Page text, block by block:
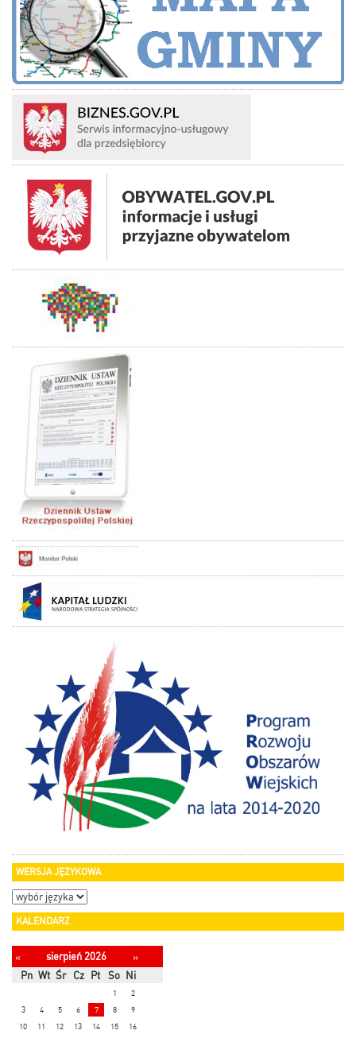
WERSJA JĘZYKOWA
KALENDARZ
« sierpień 2026
»
Pn Wt Śr Cz Pt So Ni
1
2
3
4 5 6 7 8
9
10
11 12 13 14 15 16